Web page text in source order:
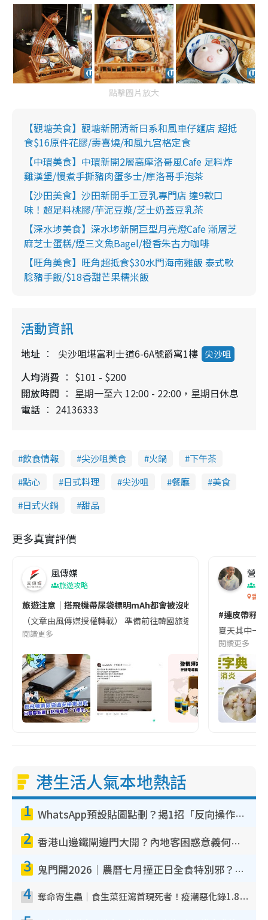
點擊圖片放大
【觀塘美食】觀塘新開清新日系和風車仔麵店 超抵
食$16原件花膠/壽喜燒/和風九宮格定食
【中環美食】中環新開2層高摩洛哥風Cafe 足料炸
雞漢堡/慢煮手撕豬肉蛋多士/摩洛哥手泡茶
【沙田美食】沙田新開手工豆乳專門店 達9款口
味！超足料桃膠/芋泥豆漿/芝士奶蓋豆乳茶
【深水埗美食】深水埗新開巨型月亮燈Cafe 漸層芝
麻芝士蛋糕/煙三文魚Bagel/橙香朱古力咖啡
【旺角美食】旺角超抵食$30水門海南雞飯 泰式軟
腍豬手飯/$18香甜芒果糯米飯
活動資訊
地址 尖沙咀堪富利士道6-6A號爵寓1樓 尖沙咀
人均消費
$101 - $200
開放時間
星期一至六 12:00 - 22:00，星期日休息
電話
24136333
飲食情報 尖沙咀美食 火鍋
下午茶
點心
日式料理 尖沙咀 餐廳
美食
日式火鍋
甜品
更多真實評價
風傳媒
旅遊攻略
旅遊注意｜搭飛機帶尿袋標明mAh都會被沒收😱出發前切記檢查
（文章由風傳媒授權轉載） 準備前往韓國旅遊的民眾，近期要
閱讀更多
營養
香港
#連皮帶籽
夏天其中一
閱讀更多
港生活人氣本地熱話
1 WhatsApp預設貼圖點刪？揭1招「反向操作」還原簡潔介面 附3步實測教學
2 香港山邊鐵閘邊門大開？內地客困惑意義何在！網民神回覆：呢種叫法理性防禦
3 鬼門開2026｜農曆七月撞正日全食特別邪？專家警告切忌做一事！揭4大禁忌+2招保平安
4 奪命寄生蟲｜食生菜狂瀉首現死者！疫潮惡化錄1.8萬宗病例 揭洗菜3大謬誤